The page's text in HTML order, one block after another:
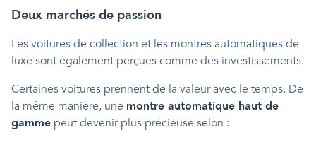
Deux marchés de passion
Les voitures de collection et les montres automatiques de
luxe sont également perçues comme des investissements.
Certaines voitures prennent de la valeur avec le temps. De
la même manière, une montre automatique haut de
gamme peut devenir plus précieuse selon :